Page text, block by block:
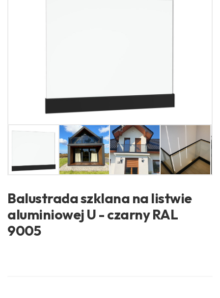
Balustrada szklana na listwie
aluminiowej U - czarny RAL
9005